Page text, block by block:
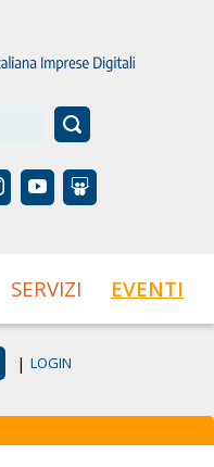
SERVIZI EVENTI
| LOGIN